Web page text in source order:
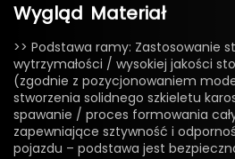
Wygląd Materiał
>> Podstawa ramy: Zastosowanie
wytrzymałości / wysokiej jakości
(zgodnie z pozycjonowaniem
stworzenia solidnego szkieletu
spawanie / proces formowania
zapewniające sztywność i
pojazdu – podstawa jest